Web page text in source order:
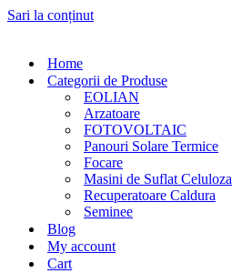
Sari la conținut
Home
Categorii de Produse
EOLIAN
Arzatoare
FOTOVOLTAIC
Panouri Solare Termice
Focare
Masini de Suflat Celuloza
Recuperatoare Caldura
Seminee
Blog
My account
Cart